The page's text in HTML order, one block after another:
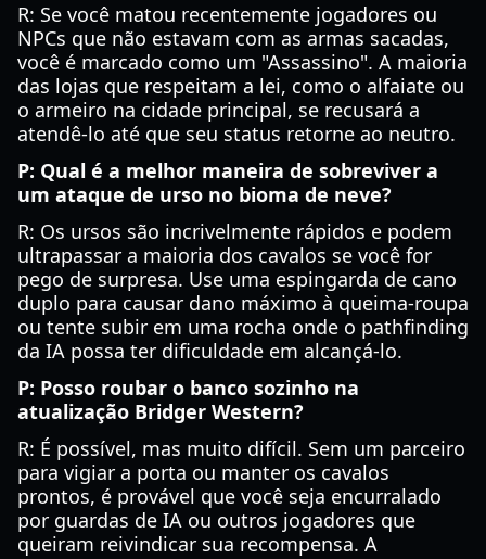
R: Se você matou recentemente jogadores ou
NPCs que não estavam com as armas sacadas,
você é marcado como um "Assassino". A maioria
das lojas que respeitam a lei, como o alfaiate ou
o armeiro na cidade principal, se recusará a
atendê-lo até que seu status retorne ao neutro.
P: Qual é a melhor maneira de sobreviver a
um ataque de urso no bioma de neve?
R: Os ursos são incrivelmente rápidos e podem
ultrapassar a maioria dos cavalos se você for
pego de surpresa. Use uma espingarda de cano
duplo para causar dano máximo à queima-roupa
ou tente subir em uma rocha onde o pathfinding
da IA possa ter dificuldade em alcançá-lo.
P: Posso roubar o banco sozinho na
atualização Bridger Western?
R: É possível, mas muito difícil. Sem um parceiro
para vigiar a porta ou manter os cavalos
prontos, é provável que você seja encurralado
por guardas de IA ou outros jogadores que
queiram reivindicar sua recompensa. A